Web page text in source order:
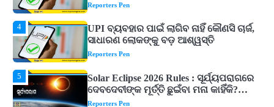
Reporters Pen
5
Solar Eclipse 2026 Rules : ସୂର୍ଯ୍ୟପରାଗରେ
ଦେବଦେବୀଙ୍କ ମୂର୍ତ୍ତି ଛୁଇଁବା ମନା କାହିଁକି?
ଜାଣନ୍ତୁ ଏହା ପଛରେ ଥିବା ଧାର୍ମିକ ମାନ୍ୟତା
Reporters Pen
1
Dreaming of Gold, Peacock or Temple?
Know What These 5 Auspicious Dreams
Are Believed to Mean
Reporters Pen